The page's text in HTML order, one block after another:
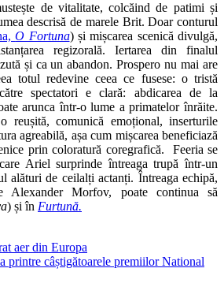
de vitalitate, colcăind de patimi și
descrisă de marele Brit. Doar conturul
O Fortuna) și mișcarea scenică divulgă,
regizorală. Iertarea din finalul
și ca un abandon. Prospero nu mai are
totul redevine ceea ce fusese: o tristă
spectatori e clară: abdicarea de la
arunca într-o lume a primatelor înrăite.
reușită, comunică emoțional, inserturile
agreabilă, așa cum mișcarea beneficiază
prin coloratură coregrafică. Feeria se
Ariel surprinde întreaga trupă într-un
alături de ceilalți actanți. Întreaga echipă,
Alexander Morfov, poate continua să
) și în Furtună.
aer din Europa
printre câștigătoarele premiilor National